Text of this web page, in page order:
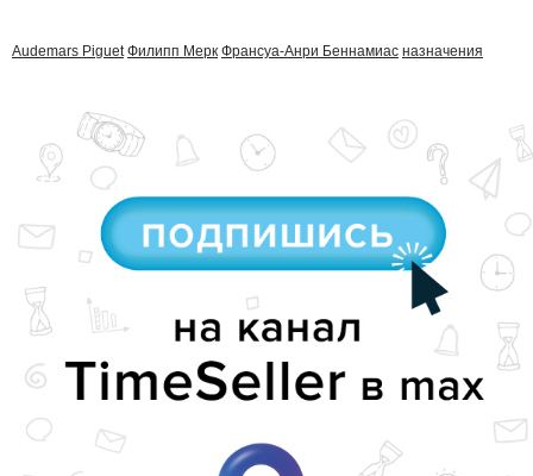
Audemars Piguet Филипп Мерк Франсуа-Анри Беннамиас назначения